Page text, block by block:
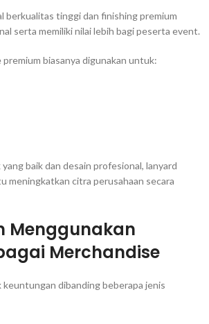
berkualitas tinggi dan finishing premium
serta memiliki nilai lebih bagi peserta event.
biasanya digunakan untuk:
baik dan desain profesional, lanyard
meningkatkan citra perusahaan secara
Menggunakan
Merchandise
keuntungan dibanding beberapa jenis